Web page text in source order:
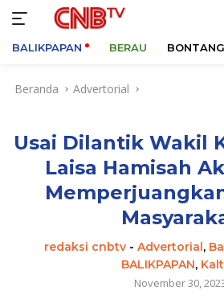
BALIKPAPAN BERAU BONTANG
Beranda Advertorial
Usai Dilantik Wakil
Laisa Hamisah
redaksi cnbtv - Advertorial,
BALIKPAPAN,
November 30,